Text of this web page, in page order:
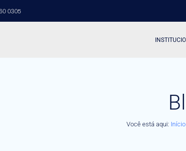
0305
Você está aqui: Início